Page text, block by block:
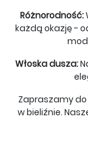
Różnorodność:
każdą okazję -
Włoska dusza:
Zapraszamy
w bieliźnie.